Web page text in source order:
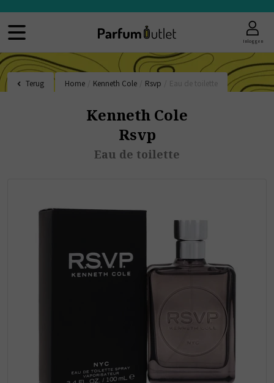
Inloggen
Terug Home Kenneth Cole Rsvp
Kenneth Cole
Rsvp
Eau de toilette